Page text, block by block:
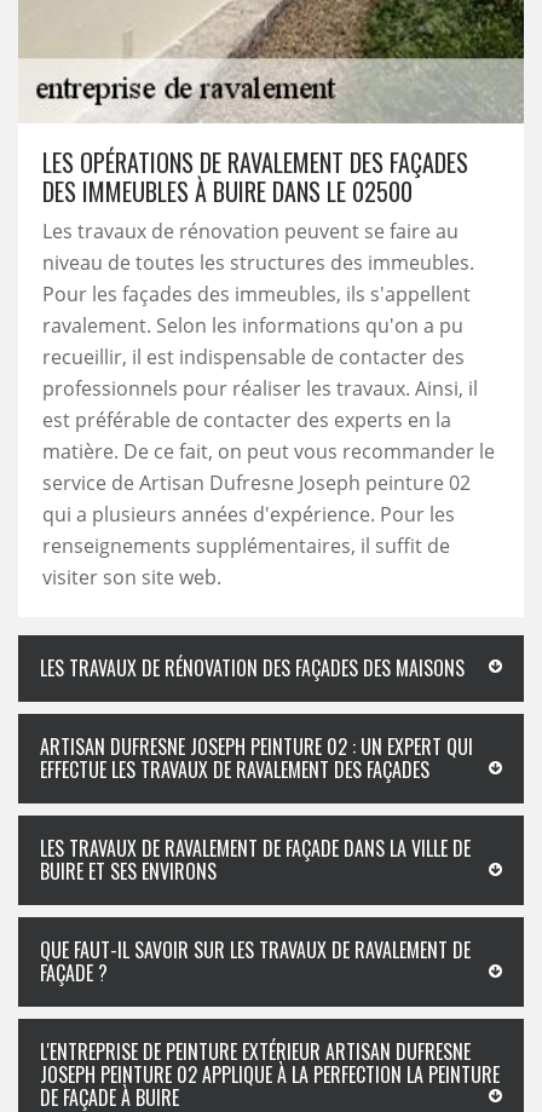
LES OPÉRATIONS DE RAVALEMENT DES FAÇADES
DES IMMEUBLES À BUIRE DANS LE 02500
Les travaux de rénovation peuvent se faire au
niveau de toutes les structures des immeubles.
Pour les façades des immeubles, ils s'appellent
ravalement. Selon les informations qu'on a pu
recueillir, il est indispensable de contacter des
professionnels pour réaliser les travaux. Ainsi, il
est préférable de contacter des experts en la
matière. De ce fait, on peut vous recommander le
service de Artisan Dufresne Joseph peinture 02
qui a plusieurs années d'expérience. Pour les
renseignements supplémentaires, il suffit de
visiter son site web.
LES TRAVAUX DE RÉNOVATION DES FAÇADES DES MAISONS
ARTISAN DUFRESNE JOSEPH PEINTURE 02 : UN EXPERT QUI
EFFECTUE LES TRAVAUX DE RAVALEMENT DES FAÇADES
LES TRAVAUX DE RAVALEMENT DE FAÇADE DANS LA VILLE DE
BUIRE ET SES ENVIRONS
QUE FAUT-IL SAVOIR SUR LES TRAVAUX DE RAVALEMENT DE
FAÇADE ?
L'ENTREPRISE DE PEINTURE EXTÉRIEUR ARTISAN DUFRESNE
JOSEPH PEINTURE 02 APPLIQUE À LA PERFECTION LA PEINTURE
DE FAÇADE À BUIRE